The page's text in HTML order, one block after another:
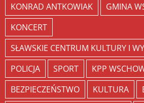
KONRAD ANTKOWIAK
GMINA
KONCERT
SŁAWSKIE CENTRUM KULTURY I
POLICJA
SPORT
KPP
BEZPIECZEŃSTWO
KULTURA